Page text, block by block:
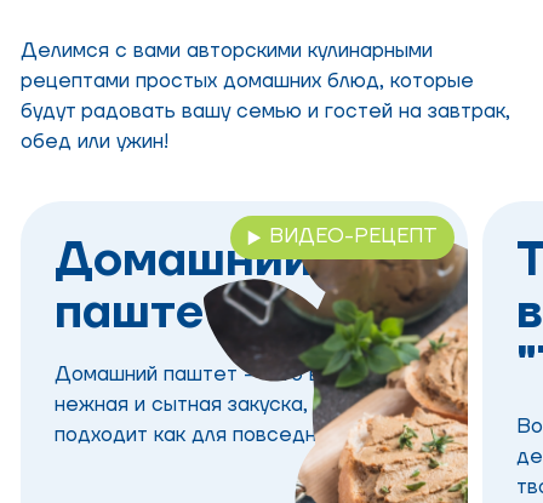
Делимся с вами авторскими кулинарными
рецептами простых домашних блюд, которые
будут радовать вашу семью и гостей на завтрак,
обед или ужин!
Домашний
паштет
Домашний паштет — это вкусная,
нежная и сытная закуска, которая
подходит как для повседневного, так
и для праздничного стола.
ВИДЕО-РЕЦЕПТ